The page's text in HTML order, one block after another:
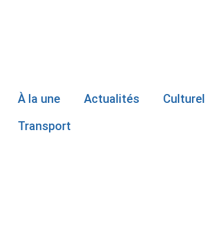
À la une Actualités Culturel
Transport